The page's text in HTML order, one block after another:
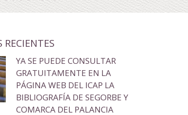
RECIENTES
YA SE PUEDE CONSULTAR
GRATUITAMENTE EN LA
PÁGINA WEB DEL ICAP LA
BIBLIOGRAFÍA DE SEGORBE Y
COMARCA DEL PALANCIA